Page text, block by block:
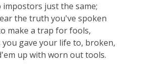
just the same;
the truth you've spoken
make a trap for fools,
gave your life to, broken,
up with worn out tools.